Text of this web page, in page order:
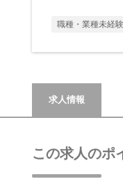
職種・業種未経
求人情報
この求人のポ